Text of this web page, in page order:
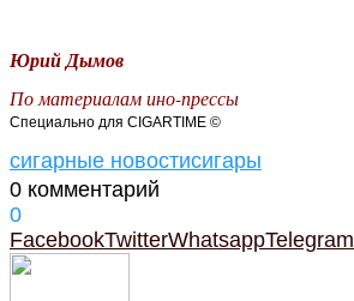
Юрий Дымов
По материалам ино-прессы
Специально для CIGARTIME ©
сигарные новостисигары
0 комментарий
0
FacebookTwitterWhatsappTelegram